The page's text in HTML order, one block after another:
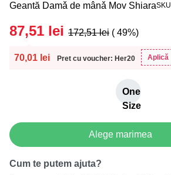
Geantă Damǎ de mânǎ Mov ShiaraSKU
70,01 lei Pret cu voucher: Her20 Aplică
87,51 lei 172,51lei ( 49%)
One
Size
Alege marimea
Cum te putem ajuta?